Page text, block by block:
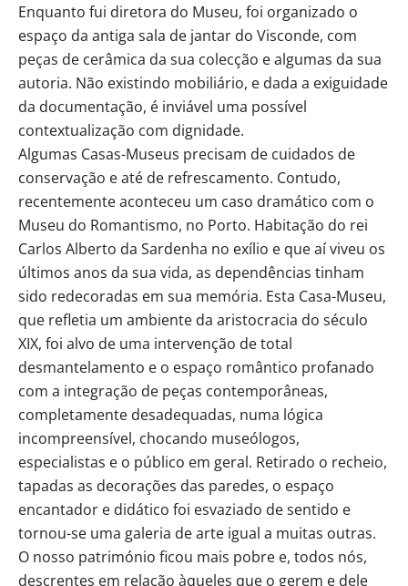
Enquanto fui diretora do Museu, foi organizado o
espaço da antiga sala de jantar do Visconde, com
peças de cerâmica da sua colecção e algumas da sua
autoria. Não existindo mobiliário, e dada a exiguidade
da documentação, é inviável uma possível
contextualização com dignidade.
Algumas Casas-Museus precisam de cuidados de
conservação e até de refrescamento. Contudo,
recentemente aconteceu um caso dramático com o
Museu do Romantismo, no Porto. Habitação do rei
Carlos Alberto da Sardenha no exílio e que aí viveu os
últimos anos da sua vida, as dependências tinham
sido redecoradas em sua memória. Esta Casa-Museu,
que refletia um ambiente da aristocracia do século
XIX, foi alvo de uma intervenção de total
desmantelamento e o espaço romântico profanado
com a integração de peças contemporâneas,
completamente desadequadas, numa lógica
incompreensível, chocando museólogos,
especialistas e o público em geral. Retirado o recheio,
tapadas as decorações das paredes, o espaço
encantador e didático foi esvaziado de sentido e
tornou-se uma galeria de arte igual a muitas outras.
O nosso património ficou mais pobre e, todos nós,
descrentes em relação àqueles que o gerem e dele